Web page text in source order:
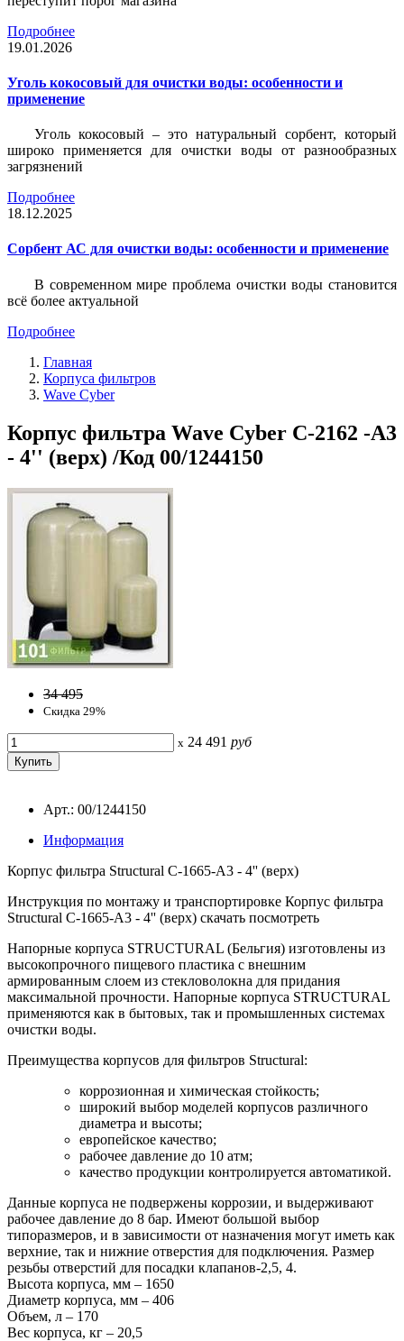
Подробнее
19.01.2026
Уголь кокосовый для очистки воды: особенности и
применение
Уголь кокосовый – это натуральный сорбент, который
широко применяется для очистки воды от разнообразных
загрязнений
Подробнее
18.12.2025
Сорбент АС для очистки воды: особенности и применение
В современном мире проблема очистки воды становится
всё более актуальной
Подробнее
Главная
Корпуса фильтров
Wave Cyber
Корпус фильтра Wave Cyber C-2162 -А3
- 4'' (верх) /Код 00/1244150
34 495
Скидка 29%
x 24 491 руб
Арт.: 00/1244150
Информация
Корпус фильтра Structural С-1665-А3 - 4'' (верх)
Инструкция по монтажу и транспортировке Корпус фильтра
Structural С-1665-А3 - 4'' (верх) скачать посмотреть
Напорные корпуса STRUCTURAL (Бельгия) изготовлены из
высокопрочного пищевого пластика с внешним
армированным слоем из стекловолокна для придания
максимальной прочности. Напорные корпуса STRUCTURAL
применяются как в бытовых, так и промышленных системах
очистки воды.
Преимущества корпусов для фильтров Structural:
коррозионная и химическая стойкость;
широкий выбор моделей корпусов различного
диаметра и высоты;
европейское качество;
рабочее давление до 10 атм;
качество продукции контролируется автоматикой.
Данные корпуса не подвержены коррозии, и выдерживают
рабочее давление до 8 бар. Имеют большой выбор
типоразмеров, и в зависимости от назначения могут иметь как
верхние, так и нижние отверстия для подключения. Размер
резьбы отверстий для посадки клапанов-2,5, 4.
Высота корпуса, мм – 1650
Диаметр корпуса, мм – 406
Объем, л – 170
Вес корпуса, кг – 20,5